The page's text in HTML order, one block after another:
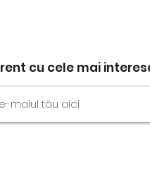
cu cele mai